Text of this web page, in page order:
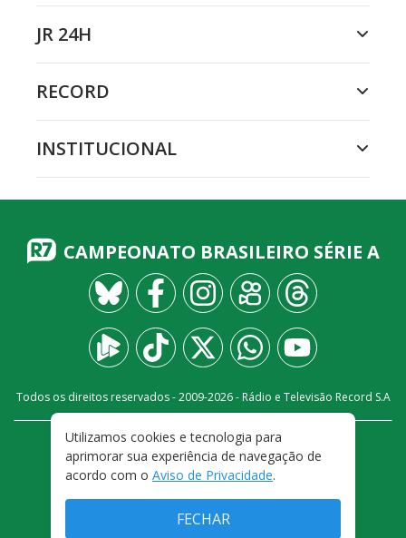
JR 24H
RECORD
INSTITUCIONAL
CAMPEONATO BRASILEIRO SÉRIE A
Todos os direitos reservados - 2009-2026- Rádio e Televisão Record S.A
FALE CONOSCO
PRIVACIDADE
TERMOS E CONDIÇÕES DE USO
Utilizamos cookies e tecnologia para
aprimorar sua experiência de navegação de
acordo com o Aviso de Privacidade.
FECHAR